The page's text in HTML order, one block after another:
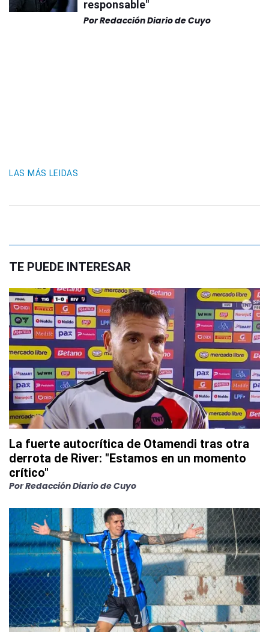
responsable"
PorRedacción Diario de Cuyo
LAS MÁS LEIDAS
TE PUEDE INTERESAR
La fuerte autocrítica de Otamendi tras otra
derrota de River: "Estamos en un momento
crítico"
PorRedacción Diario de Cuyo